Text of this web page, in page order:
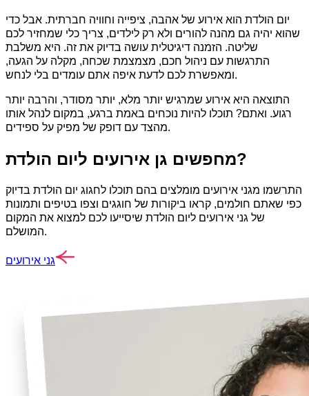
יום הולדת הוא אירוע של אהבה, ציפייה וחוויה חברתית. אבל כדי
שהוא יהיה גם מהנה להורים ולא רק לילדים, צריך כלי שמחזיר לכם
שליטה. הזמנה דיגיטלית עושה בדיוק את זה. היא משלבת
התרגשות עם ניהול חכם, מצמצמת שכחה, מקלה על הגעה,
ומאפשרת לכם לדעת איפה אתם עומדים בלי לנחש.
התוצאה היא אירוע שמרגיש יותר מלא, יותר מסודר, והרבה יותר
רגוע. ואתם? תוכלו להיות נוכחים באמת ברגע, במקום לנהל אותו
מהצד עם דופק של מפיק על ספידים.
מחפשים גן אירועים ליום הולדת?
התרשמו מגני אירועים מומלצים בהם תוכלו לחגוג יום הולדת בדיוק
כפי שאתם חולמים, קראו ביקורות של חוגגים וצפו בטיפים ותמונות
של גני אירועים ליום הולדת שיסייעו לכם למצוא את המקום
המושלם.
גני אירועים